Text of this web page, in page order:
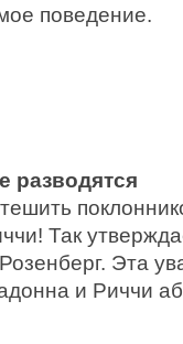
поведение.
разводятся
Так
Эта
и Риччи